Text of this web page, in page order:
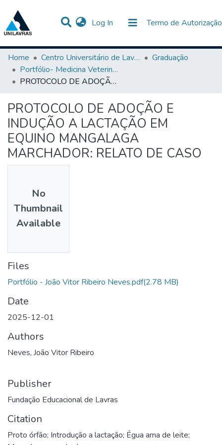
Log In (current) Termo de Autorização
Communities & Collections
Statistics
All of DSpace
Home
Centro Universitário de Lavras-UNILAVRAS
Graduação
Portfólio- Medicina Veterinária
PROTOCOLO DE ADOÇÃO E INDUÇÃO A LACTAÇÃO EM EQUINO MANGALAGA MARCHADOR: RELATO DE CASO
PROTOCOLO DE ADOÇÃO E
INDUÇÃO A LACTAÇÃO EM
EQUINO MANGALAGA
MARCHADOR: RELATO DE CASO
No
Thumbnail
Available
Files
Portfólio - João Vitor Ribeiro Neves.pdf(2.78 MB)
Date
2025-12-01
Authors
Neves, João Vitor Ribeiro
Publisher
Fundação Educacional de Lavras
Citation
Proto órfão; Introdução a lactação; Égua ama de leite;